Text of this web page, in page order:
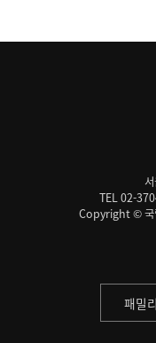
TEL 02-
Copyright © 국
패밀